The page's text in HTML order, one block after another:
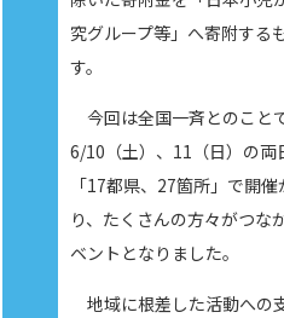
究グループ等」へ寄附する
す。
今回は全国一斉とのこと
6/10（土）、11（日）の両
「17都県、27箇所」で開催
り、たくさんの方々がつな
ベントとなりました。
地域に根差した活動への